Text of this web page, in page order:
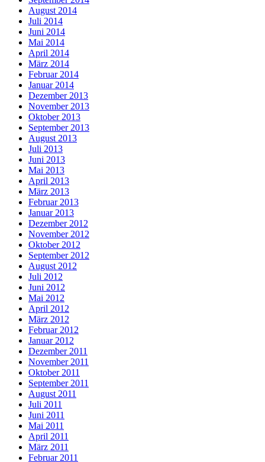
August 2014
Juli 2014
Juni 2014
Mai 2014
April 2014
März 2014
Februar 2014
Januar 2014
Dezember 2013
November 2013
Oktober 2013
September 2013
August 2013
Juli 2013
Juni 2013
Mai 2013
April 2013
März 2013
Februar 2013
Januar 2013
Dezember 2012
November 2012
Oktober 2012
September 2012
August 2012
Juli 2012
Juni 2012
Mai 2012
April 2012
März 2012
Februar 2012
Januar 2012
Dezember 2011
November 2011
Oktober 2011
September 2011
August 2011
Juli 2011
Juni 2011
Mai 2011
April 2011
März 2011
Februar 2011